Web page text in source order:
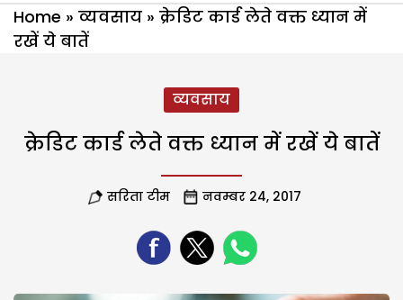
Home » व्यवसाय » क्रेडिट कार्ड लेते वक्त ध्यान में
रखें ये बातें
व्यवसाय
क्रेडिट कार्ड लेते वक्त ध्यान में रखें ये बातें
सरिता टीम नवम्बर 24, 2017